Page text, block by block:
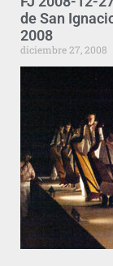
de San
2008
diciembre 27, 2008